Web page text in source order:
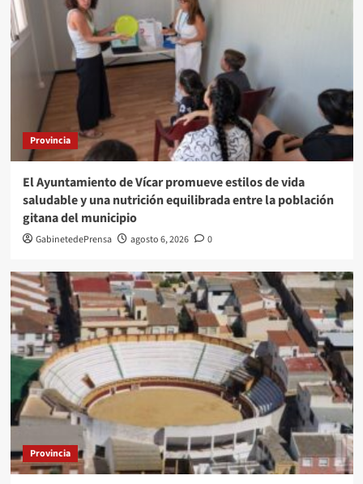
Provincia
El Ayuntamiento de Vícar promueve estilos de vida
saludable y una nutrición equilibrada entre la población
gitana del municipio
GabinetedePrensa agosto 6, 2026 0
Provincia